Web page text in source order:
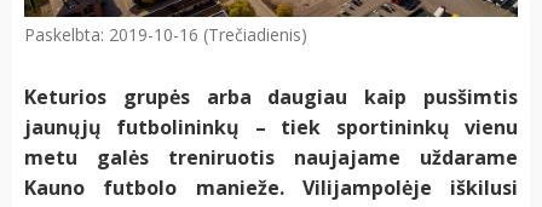
Paskelbta: 2019-10-16 (Trečiadienis)
Keturios grupės arba daugiau kaip pusšimtis
jaunųjų futbolininkų – tiek sportininkų vienu
metu galės treniruotis naujajame uždarame
Kauno futbolo manieže. Vilijampolėje iškilusi